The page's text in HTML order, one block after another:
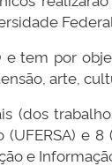
tem por
arte,
(dos
e
e